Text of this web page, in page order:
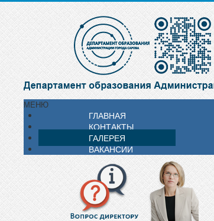
МЕНЮ
ГЛАВНАЯ
КОНТАКТЫ
ГАЛЕРЕЯ
ВАКАНСИИ